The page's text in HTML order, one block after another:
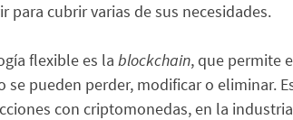
para cubrir varias de sus necesidades.
flexible es la blockchain, que permite
pueden perder, modificar o eliminar.
con criptomonedas, en la